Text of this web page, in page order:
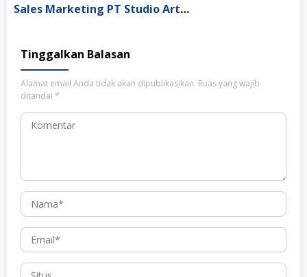
Sales Marketing PT Studio Artalenta Indonesia
Tinggalkan Balasan
Alamat email Anda tidak akan dipublikasikan. Ruas yang wajib
ditandai *